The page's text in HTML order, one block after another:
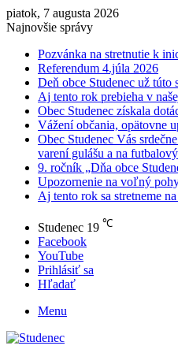
piatok, 7 augusta 2026
Najnovšie správy
Pozvánka na stretnutie k
Referendum 4.júla 2026
Deň obce Studenec už túto
Aj tento rok prebieha v
Obec Studenec získala
Vážení občania, opätovne
Obec Studenec Vás
varení gulášu a na
9. ročník „Dňa obce
Upozornenie na voľný
Aj tento rok sa stretneme
Studenec 19 ℃
Facebook
YouTube
Prihlásiť sa
Hľadať
Menu